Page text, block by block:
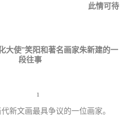
情可待
大使”笑阳和著名画家朱新建的一
段往事
1
新文画最具争议的一位画家。